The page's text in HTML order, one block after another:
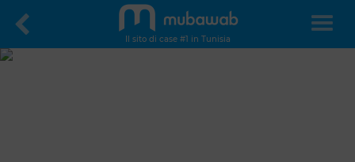
Il sito di case #1 in Tunisia